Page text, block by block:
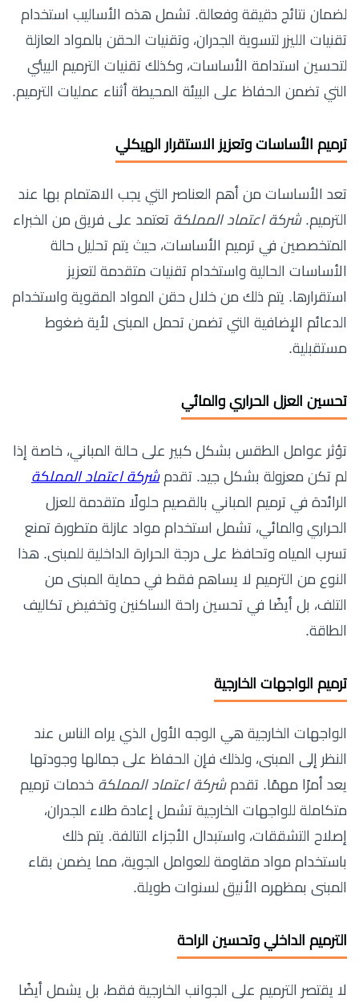
لضمان نتائج دقيقة وفعالة. تشمل هذه الأساليب استخدام
تقنيات الليزر لتسوية الجدران، وتقنيات الحقن بالمواد العازلة
لتحسين استدامة الأساسات، وكذلك تقنيات الترميم البيئي
التي تضمن الحفاظ على البيئة المحيطة أثناء عمليات الترميم.
ترميم الأساسات وتعزيز الاستقرار الهيكلي
تعد الأساسات من أهم العناصر التي يجب الاهتمام بها عند
الترميم.شركة اعتماد المملكة تعتمد على فريق من الخبراء
المتخصصين في ترميم الأساسات، حيث يتم تحليل حالة
الأساسات الحالية واستخدام تقنيات متقدمة لتعزيز
استقرارها. يتم ذلك من خلال حقن المواد المقوية واستخدام
الدعائم الإضافية التي تضمن تحمل المبنى لأية ضغوط
مستقبلية.
تحسين العزل الحراري والمائي
تؤثر عوامل الطقس بشكل كبير على حالة المباني، خاصة إذا
لم تكن معزولة بشكل جيد. تقدمشركة اعتماد المملكة
الرائدة في ترميم المباني بالقصيم حلولًا متقدمة للعزل
الحراري والمائي، تشمل استخدام مواد عازلة متطورة تمنع
تسرب المياه وتحافظ على درجة الحرارة الداخلية للمبنى. هذا
النوع من الترميم لا يساهم فقط في حماية المبنى من
التلف، بل أيضًا في تحسين راحة الساكنين وتخفيض تكاليف
الطاقة.
ترميم الواجهات الخارجية
الواجهات الخارجية هي الوجه الأول الذي يراه الناس عند
النظر إلى المبنى، ولذلك فإن الحفاظ على جمالها وجودتها
يعد أمرًا مهمًا. تقدمشركة اعتماد المملكة خدمات ترميم
متكاملة للواجهات الخارجية تشمل إعادة طلاء الجدران،
إصلاح التشققات، واستبدال الأجزاء التالفة. يتم ذلك
باستخدام مواد مقاومة للعوامل الجوية، مما يضمن بقاء
المبنى بمظهره الأنيق لسنوات طويلة.
الترميم الداخلي وتحسين الراحة
لا يقتصر الترميم على الجوانب الخارجية فقط، بل يشمل أيضًا